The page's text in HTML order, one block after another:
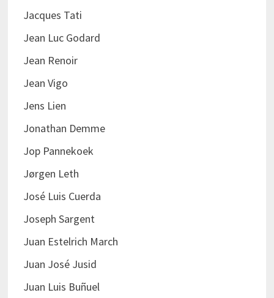
Jacques Tati
Jean Luc Godard
Jean Renoir
Jean Vigo
Jens Lien
Jonathan Demme
Jop Pannekoek
Jørgen Leth
José Luis Cuerda
Joseph Sargent
Juan Estelrich March
Juan José Jusid
Juan Luis Buñuel